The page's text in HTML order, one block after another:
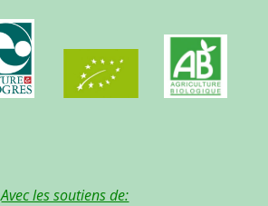
Avec les soutiens de: